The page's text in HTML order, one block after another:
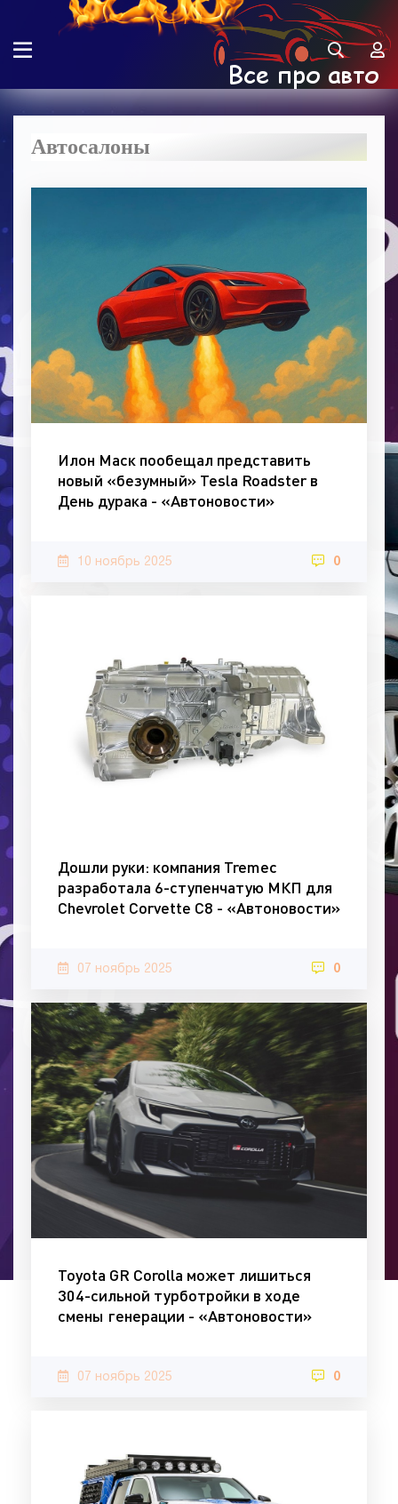
Автосалоны
Илон Маск пообещал представить
новый «безумный» Tesla Roadster в
День дурака - «Автоновости»
10 ноябрь 2025 0
Дошли руки: компания Tremec
разработала 6-ступенчатую МКП для
Chevrolet Corvette C8 - «Автоновости»
07 ноябрь 2025 0
Toyota GR Corolla может лишиться
304-сильной турботройки в ходе
смены генерации - «Автоновости»
07 ноябрь 2025 0